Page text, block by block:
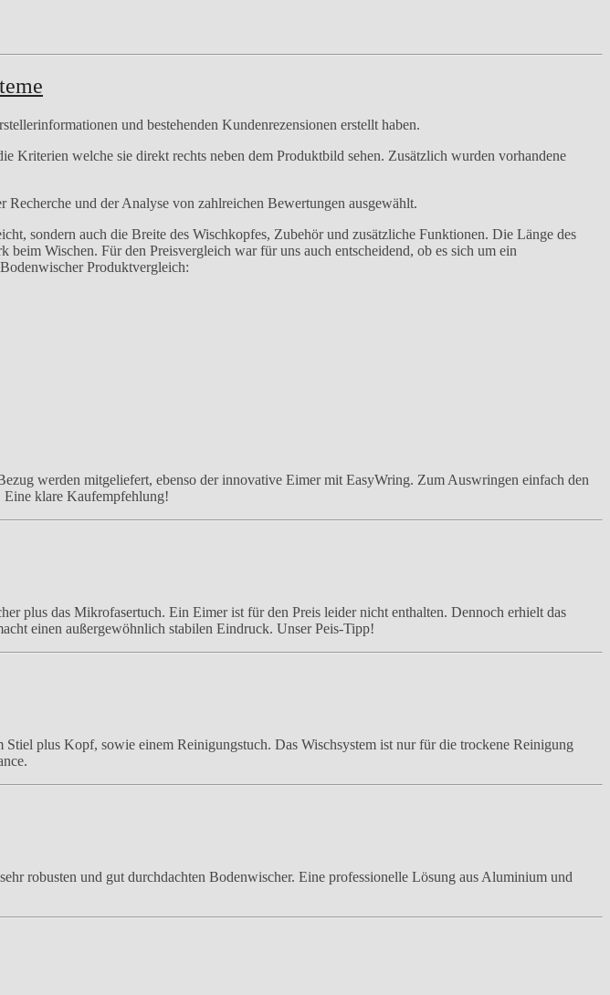
und bestehenden Kundenrezensionen erstellt haben.
Kriterien welche sie direkt rechts neben dem Produktbild sehen. Zusätzlich wurden vorhandene
und der Analyse von zahlreichen Bewertungen ausgewählt.
sondern auch die Breite des Wischkopfes, Zubehör und zusätzliche Funktionen. Die Länge des
Wischen. Für den Preisvergleich war für uns auch entscheidend, ob es sich um ein
Produktvergleich:
werden mitgeliefert, ebenso der innovative Eimer mit EasyWring. Zum Auswringen einfach den
Eine klare Kaufempfehlung!
plus das Mikrofasertuch. Ein Eimer ist für den Preis leider nicht enthalten. Dennoch erhielt das
einen außergewöhnlich stabilen Eindruck. Unser Peis-Tipp!
plus Kopf, sowie einem Reinigungstuch. Das Wischsystem ist nur für die trockene Reinigung
robusten und gut durchdachten Bodenwischer. Eine professionelle Lösung aus Aluminium und